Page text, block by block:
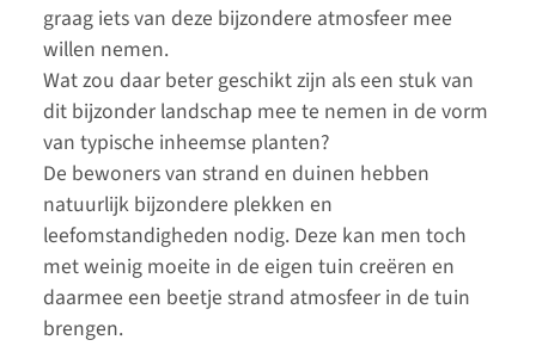
graag iets van deze bijzondere atmosfeer mee
willen nemen.
Wat zou daar beter geschikt zijn als een stuk van
dit bijzonder landschap mee te nemen in de vorm
van typische inheemse planten?
De bewoners van strand en duinen hebben
natuurlijk bijzondere plekken en
leefomstandigheden nodig. Deze kan men toch
met weinig moeite in de eigen tuin creëren en
daarmee een beetje strand atmosfeer in de tuin
brengen.